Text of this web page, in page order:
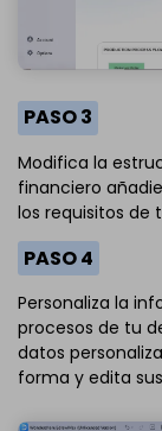
PASO 3
Modifica la
financiero
los requisitos de
PASO 4
Personaliza la
procesos de tu
datos
forma y edita